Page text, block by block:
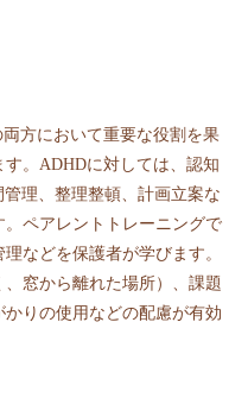
方において重要な役割を果
。ADHDに対しては、認知
理、整理整頓、計画立案な
ペアレントトレーニングで
などを保護者が学びます。
窓から離れた場所）、課題
りの使用などの配慮が有効